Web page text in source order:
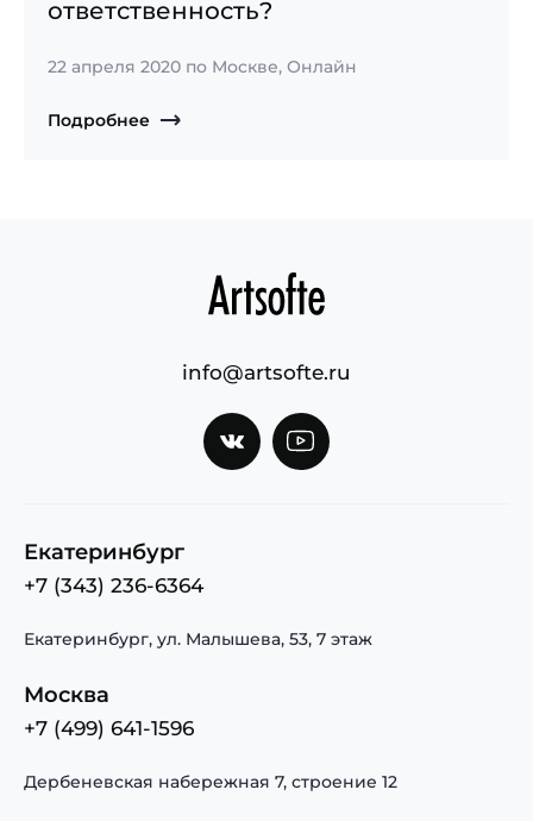
ответственность?
22 апреля 2020 по Москве, Онлайн
Подробнее
info@artsofte.ru
Екатеринбург
+7 (343) 236-6364
Екатеринбург, ул. Малышева, 53, 7 этаж
Москва
+7 (499) 641-1596
Дербеневская набережная 7, строение 12